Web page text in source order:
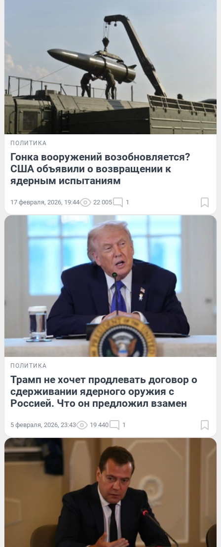
ПОЛИТИКА
Гонка вооружений возобновляется?
США объявили о возвращении к
ядерным испытаниям
17 февраля, 2026, 19:44 22 005 1
ПОЛИТИКА
Трамп не хочет продлевать договор о
сдерживании ядерного оружия с
Россией. Что он предложил взамен
5 февраля, 2026, 23:43 19 440 1